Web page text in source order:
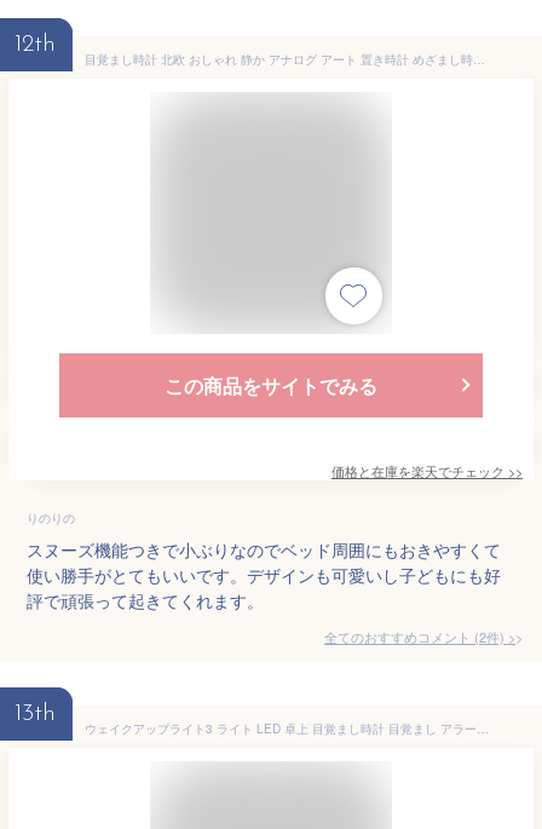
12th
目覚まし時計 北欧 おしゃれ 静か アナログ アート 置き時計 めざまし時計 ナチュラル 可愛い かわいい スヌーズ 作家 レオ・レオニ エリック・カール はらぺこあおむし フレデリック ネズミ Leo Lionni Eric Carle 丸い 静オシャレ シンプル 1年間保証 プレゼント ギフト
この商品をサイトでみる
価格と在庫を楽天でチェック >>
りのりの
スヌーズ機能つきで小ぶりなのでベッド周囲にもおきやすくて
使い勝手がとてもいいです。デザインも可愛いし子どもにも好
評で頑張って起きてくれます。
全てのおすすめコメント (2件) >
13th
ウェイクアップライト3 ライト LED 卓上 目覚まし時計 目覚まし アラーム 調光 明るさ切替 明るい 音 朝日 光 ベッドランプ デスクライト 卓上ライト スタンドライト ライト 照明 インテリア 寝室 北欧 シンプル おしゃれ 母の日 父の日 誕生日 送料無料 エムールライフ